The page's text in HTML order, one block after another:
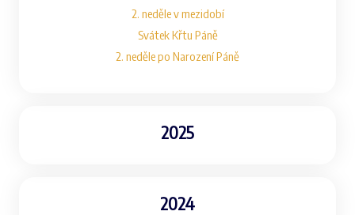
2. neděle v mezidobí
Svátek Křtu Páně
2. neděle po Narození Páně
2025
2024